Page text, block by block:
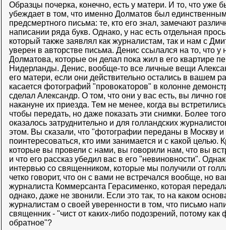
Образцы почерка, конечно, есть у матери. И то, что уже
убеждает в том, что именно Долматов был
предсмертного письма: те, кто его знал, замечают
написании ряда букв. Однако, у нас есть отдельная
который также заявлял как журналистам, так и нам с
уверен в авторстве письма. Денис ссылался на то, что у
Долматова, которые он делал пока жил в его квартире
Нидерланды. Денис, вообще-то все личные вещи
его матери, если они действительно остались в вашем
касается фотографий "провокаторов" в колонне
сделал Александр. О том, что они у вас есть, вы лично
накануне их приезда. Тем не менее, когда вы
чтобы передать, но даже показать эти снимки. Более
оказалось затруднительно и для голландских
этом. Вы сказали, что "фотографии переданы в Москву
поинтересоваться, кто ими занимается и с какой целью.
которые вы провели с нами, вы говорили нам, что вы
и что его рассказ убедил вас в его "невиновности".
интервью со священником, которые мы получили от
четко говорит, что он с вами не встречался вообще, но
журналиста Коммерсанта Герасименко, которая
однако, даже не звонили. Если это так, то на каком
журналистам о своей уверенности в том, что письмо
священник - "чист от каких-либо подозрений, потому как
обратное"?